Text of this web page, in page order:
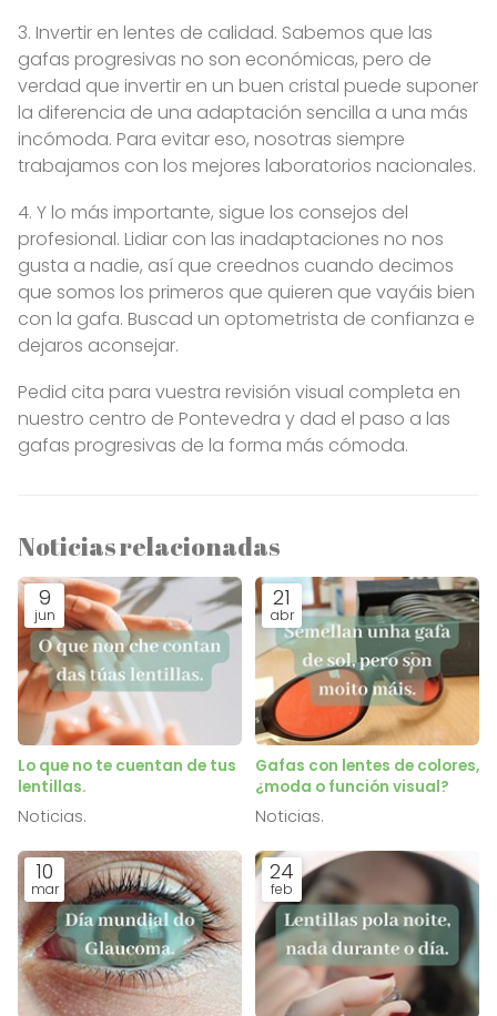
3. Invertir en lentes de calidad. Sabemos que las
gafas progresivas no son económicas, pero de
verdad que invertir en un buen cristal puede suponer
la diferencia de una adaptación sencilla a una más
incómoda. Para evitar eso, nosotras siempre
trabajamos con los mejores laboratorios nacionales.
4. Y lo más importante, sigue los consejos del
profesional. Lidiar con las inadaptaciones no nos
gusta a nadie, así que creednos cuando decimos
que somos los primeros que quieren que vayáis bien
con la gafa. Buscad un optometrista de confianza e
dejaros aconsejar.
Pedid cita para vuestra revisión visual completa en
nuestro centro de Pontevedra y dad el paso a las
gafas progresivas de la forma más cómoda.
Noticias relacionadas
9
jun
Lo que no te cuentan de tus
lentillas.
Noticias.
21
abr
Gafas con lentes de colores,
¿moda o función visual?
Noticias.
10
mar
24
feb